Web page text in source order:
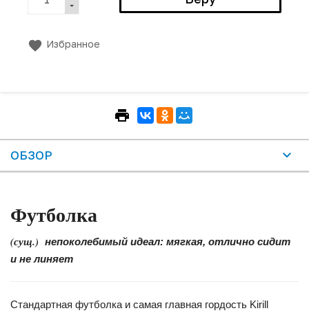
Избранное
ОБЗОР
Футболка
(сущ.) непоколебимый идеал: мягкая, отлично сидит
и не линяет
Стандартная футболка и самая главная гордость Kirill